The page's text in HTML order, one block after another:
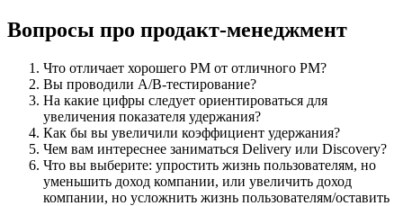
Вопросы про продакт-менеджмент
Что отличает хорошего PM от отличного PM?
Вы проводили A/B-тестирование?
На какие цифры следует ориентироваться для
увеличения показателя удержания?
Как бы вы увеличили коэффициент удержания?
Чем вам интереснее заниматься Delivery или Discovery?
Что вы выберите: упростить жизнь пользователям, но
уменьшить доход компании, или увеличить доход
компании, но усложнить жизнь пользователям/оставить